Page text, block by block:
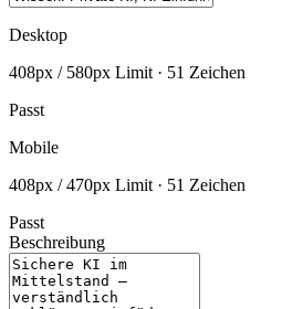
Desktop
408px / 580px Limit · 51 Zeichen
Passt
Mobile
408px / 470px Limit · 51 Zeichen
Passt
Beschreibung